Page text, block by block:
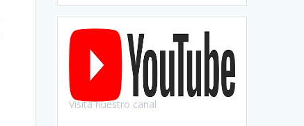
Visitá nuestro canal